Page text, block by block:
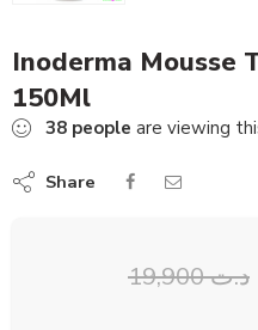
Inoderma Mousse
150Ml
38 people are viewing
Share
د.ت19,900